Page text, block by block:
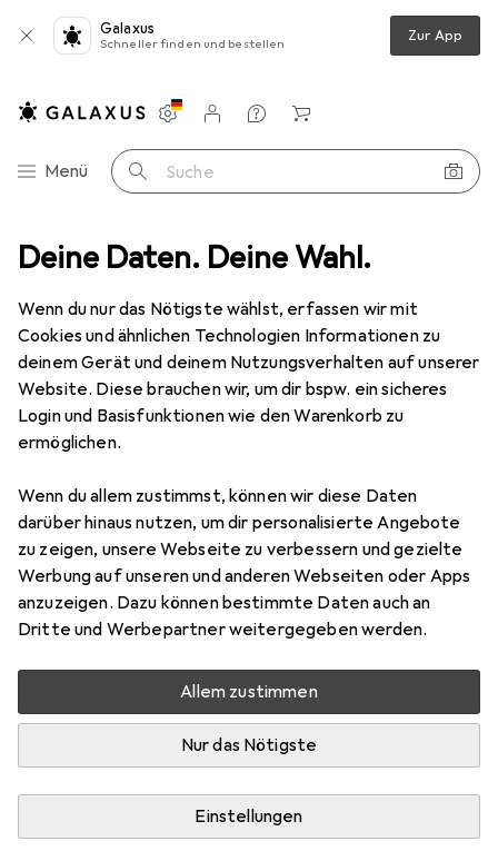
Deine Daten. Deine Wahl.
Wenn du nur das Nötigste wählst, erfassen wir mit
Cookies und ähnlichen Technologien Informationen zu
deinem Gerät und deinem Nutzungsverhalten auf unserer
Website. Diese brauchen wir, um dir bspw. ein sicheres
Login und Basisfunktionen wie den Warenkorb zu
ermöglichen.
Wenn du allem zustimmst, können wir diese Daten
darüber hinaus nutzen, um dir personalisierte Angebote
zu zeigen, unsere Webseite zu verbessern und gezielte
Werbung auf unseren und anderen Webseiten oder Apps
anzuzeigen. Dazu können bestimmte Daten auch an
Dritte und Werbepartner weitergegeben werden.
Allem zustimmen
Nur das Nötigste
Einstellungen
Galaxus
Schneller finden und bestellen Zur App
Navigation nach Kategorien
Menü Suche
Einstellungen
Kundenkonto
Vergleichslisten
Merklisten
Warenkorb
Smartphones + Tablets Tastenhandy
8 Bilder
OlympiaLuna 2G
2.40"
2
Bewertungen Marke
Mehr von Olympia
Aktuell nicht lieferbar
Benachrichtigen, wenn lieferbar
Vergleichen Merken